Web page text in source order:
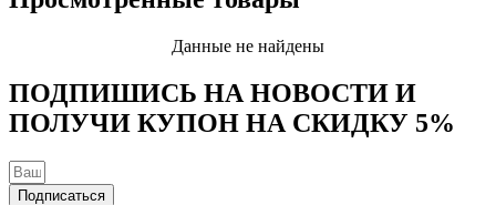
Данные не найдены
ПОДПИШИСЬ НА НОВОСТИ И
ПОЛУЧИ КУПОН НА СКИДКУ 5%
Подписаться